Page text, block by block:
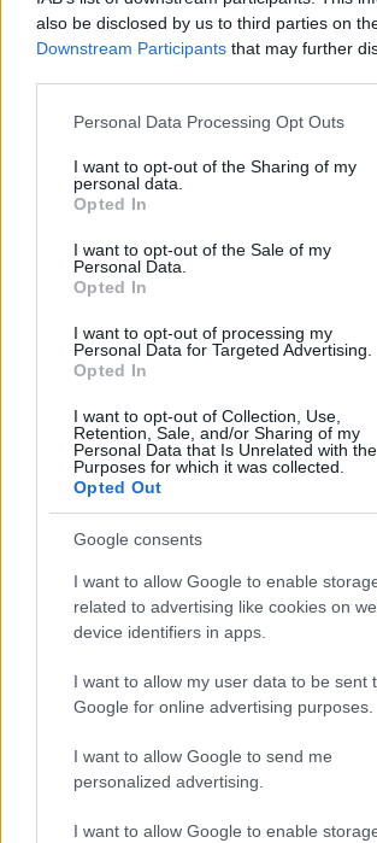
also be disclosed by us to third parties on
Downstream Participants that may further
Please note that this website/app uses one
not limited to your visit or usage behaviour.
grant or deny consent to Google and its
use your data for below specified purposes
consent section.
Personal Data Processing Opt Outs
I want to opt-out of the Sharing of my
personal data.
Opted In
I want to opt-out of the Sale of my
Personal Data.
Opted In
I want to opt-out of processing my
Personal Data for Targeted Advertising.
Opted In
I want to opt-out of Collection, Use,
Retention, Sale, and/or Sharing of my
Personal Data that Is Unrelated with the
Purposes for which it was collected.
Opted Out
Google consents
I want to allow Google to enable
related to advertising like cookies on
device identifiers in apps.
I want to allow my user data to be sent
Google for online advertising purposes.
I want to allow Google to send me
personalized advertising.
I want to allow Google to enable
Το gadget από τα IKEA που
ευρώ και θα βάλει σε τάξη το
3-3-3 rule: Ο κανόνας που θα
που ντύνεσαι
συνήθως κολλημένα στη μαμά